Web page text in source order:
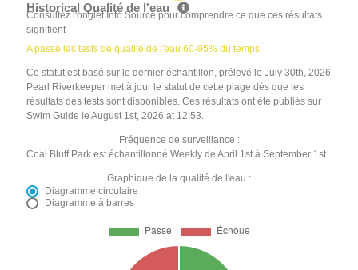
Historical Qualité de l'eau
Consultez l'onglet Info Source pour comprendre ce que ces résultats
signifient
A passé les tests de qualité de l'eau 60-95% du temps
Ce statut est basé sur le dernier échantillon, prélevé le July 30th, 2026
Pearl Riverkeeper met à jour le statut de cette plage dès que les
résultats des tests sont disponibles. Ces résultats ont été publiés sur
Swim Guide le August 1st, 2026 at 12:53.
Fréquence de surveillance :
Coal Bluff Park est échantillonné Weekly de April 1st à September 1st.
Graphique de la qualité de l'eau :
Diagramme circulaire
Diagramme à barres